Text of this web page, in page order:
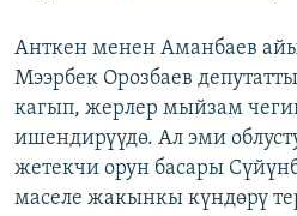
Анткен менен Аманбаев
Мээрбек Орозбаев
кагып, жерлер мыйзам
ишендирүүдө. Ал эми
жетекчи орун басары
маселе жакынкы күндөрү